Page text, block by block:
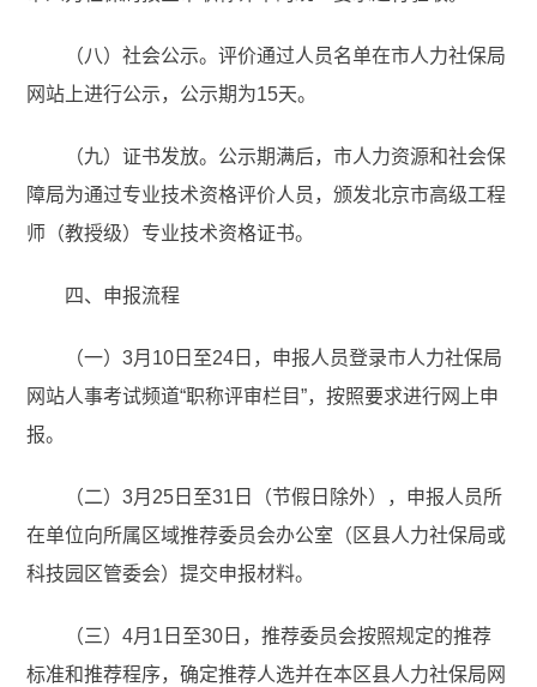
（八）社会公示。评价通过人员名单在市人力社保局
网站上进行公示，公示期为15天。
（九）证书发放。公示期满后，市人力资源和社会保
障局为通过专业技术资格评价人员，颁发北京市高级工程
师（教授级）专业技术资格证书。
四、申报流程
（一）3月10日至24日，申报人员登录市人力社保局
网站人事考试频道“职称评审栏目”，按照要求进行网上申
报。
（二）3月25日至31日（节假日除外），申报人员所
在单位向所属区域推荐委员会办公室（区县人力社保局或
科技园区管委会）提交申报材料。
（三）4月1日至30日，推荐委员会按照规定的推荐
标准和推荐程序，确定推荐人选并在本区县人力社保局网